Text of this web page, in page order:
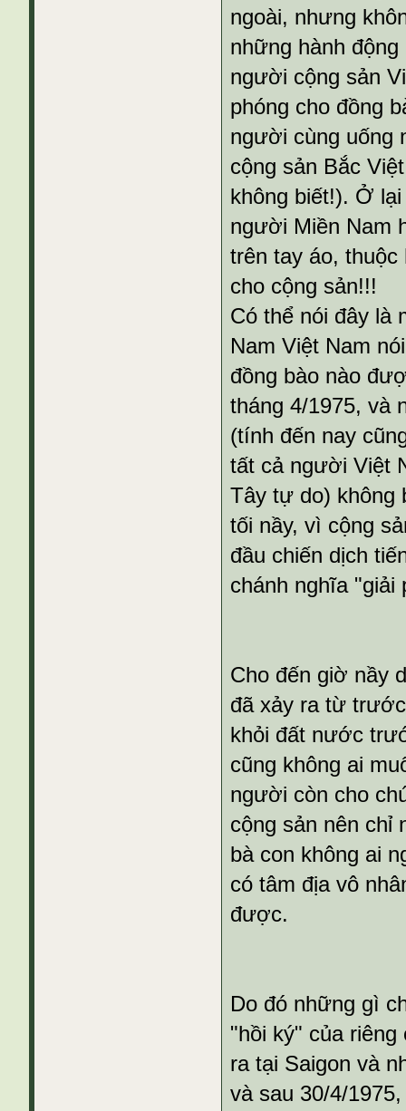
ngoài, nhưng
những hành
người cộng sản
phóng cho đồng
người cùng uống
cộng sản Bắc
không biết!). Ở
người Miền Nam
trên tay áo,
cho cộng sản!!!
Có thể nói đây là
Nam Việt Nam
đồng bào nào
tháng 4/1975, và
(tính đến nay
tất cả người Việt
Tây tự do) không
tối nầy, vì cộng
đầu chiến dịch
chánh nghĩa "giải
Cho đến giờ nầy
đã xảy ra từ
khỏi đất nước
cũng không ai
người còn cho
cộng sản nên chỉ
bà con không ai
có tâm địa vô
được.
Do đó những gì
"hồi ký" của
ra tại Saigon và
và sau 30/4/